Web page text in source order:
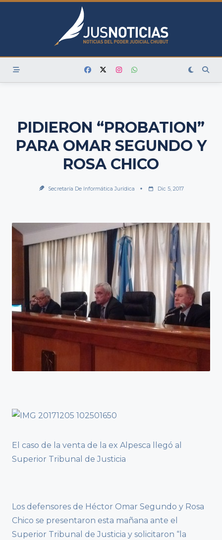
Skip
PIDIERON “PROBATION”
PARA OMAR SEGUNDO Y
ROSA CHICO
Secretaría De Informática Jurídica Dic 5, 2017
El caso de la venta de la ex Alpesca llegó al
Superior Tribunal de Justicia
Los defensores de Héctor Omar Segundo y Rosa
Chico se presentaron esta mañana ante el
Superior Tribunal de Justicia y solicitaron “la